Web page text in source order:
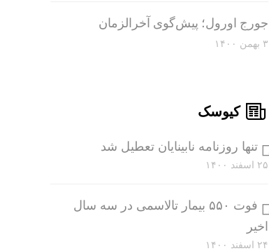
جورج اورول؛ پیش‌گوی آخرالزمان
۳ بهمن ۱۴۰۰
کیوسک
تنها روزنامه نابینایان تعطیل شد
۲۵ اسفند ۱۴۰۰
فوت ۵۵۰ بیمار تالاسمی در سه سال
اخیر
۲۴ اسفند ۱۴۰۰